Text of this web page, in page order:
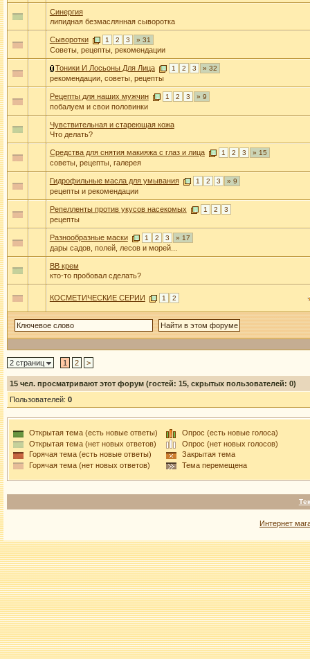
Синергия
липидная безмаслянная сыворотка
Сыворотки 1 2 3 » 31
Советы, рецепты, рекомендации
Тоники И Лосьоны Для Лица 1 2 3 » 32
рекомендации, советы, рецепты
Рецепты для наших мужчин 1 2 3 » 9
побалуем и свои половинки
Чувствительная и стареющая кожа
Что делать?
Средства для снятия макияжа с глаз и лица 1 2 3 » 15
советы, рецепты, галерея
Гидрофильные масла для умывания 1 2 3 » 9
рецепты и рекомендации
Репелленты против укусов насекомых 1 2 3
рецепты
Разнообразные маски 1 2 3 » 17
дары садов, полей, лесов и морей...
BB крем
кто-то пробовал сделать?
КОСМЕТИЧЕСКИЕ СЕРИИ 1 2
2 страниц 1 2 >
15чел. просматривают этот форум (гостей: 15, скрытых пользователей: 0)
Пользователей: 0
Открытая тема (есть новые ответы)
Открытая тема (нет новых ответов)
Горячая тема (есть новые ответы)
Горячая тема (нет новых ответов)
Опрос (есть новые голоса)
Опрос (нет новых голосов)
Закрытая тема
Тема перемещена
Интернет